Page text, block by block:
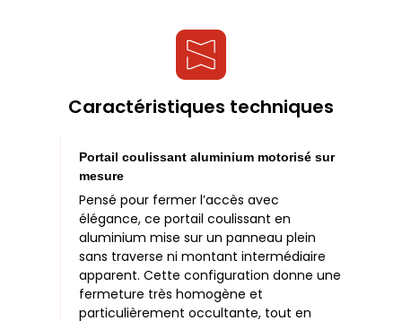
Caractéristiques techniques
Portail coulissant aluminium motorisé sur
mesure
Pensé pour fermer l’accès avec
élégance, ce portail coulissant en
aluminium mise sur un panneau plein
sans traverse ni montant intermédiaire
apparent. Cette configuration donne une
fermeture très homogène et
particulièrement occultante, tout en